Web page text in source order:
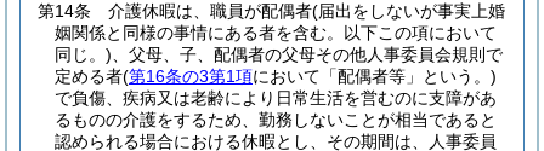
第14条
介護休暇は、職員が配偶者(届出をしないが事実上婚
姻関係と同様の事情にある者を含む。以下この項において
同じ。) 、父母、子、配偶者の父母その他人事委員会規則で
定める者(第16条の3第1項において「配偶者等」という。)
で負傷、疾病又は老齢により日常生活を営むのに支障があ
るものの介護をするため、勤務しないことが相当であると
認められる場合における休暇とし、その期間は、人事委員